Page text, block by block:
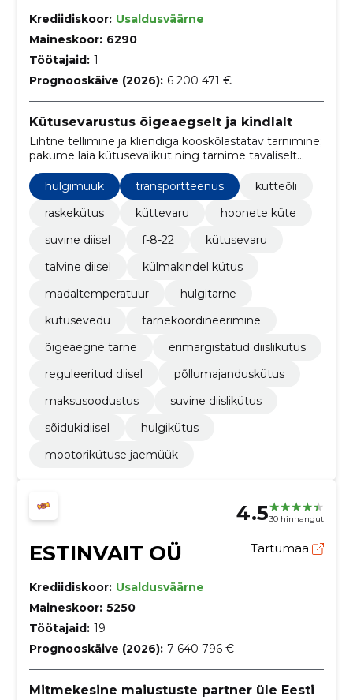
Krediidiskoor: Usaldusväärne
Maineskoor: 6290
Töötajaid: 1
Prognooskäive (2026): 6 200 471 €
Kütusevarustus õigeaegselt ja kindlalt
Lihtne tellimine ja kliendiga kooskõlastatav tarnimine;
pakume laia kütusevalikut ning tarnime tavaliselt
kahe tööpäeva jooksul.
hulgimüük
transportteenus
kütteõli
raskekütus
küttevaru
hoonete küte
suvine diisel
f-8-22
kütusevaru
talvine diisel
külmakindel kütus
madaltemperatuur
hulgitarne
kütusevedu
tarnekoordineerimine
õigeaegne tarne
erimärgistatud diislikütus
reguleeritud diisel
põllumajanduskütus
maksusoodustus
suvine diislikütus
sõidukidiisel
hulgikütus
mootorikütuse jaemüük
4.530 hinnangut
ESTINVAIT OÜ Tartumaa
Krediidiskoor: Usaldusväärne
Maineskoor: 5250
Töötajaid: 19
Prognooskäive (2026): 7 640 796 €
Mitmekesine maiustuste partner üle Eesti